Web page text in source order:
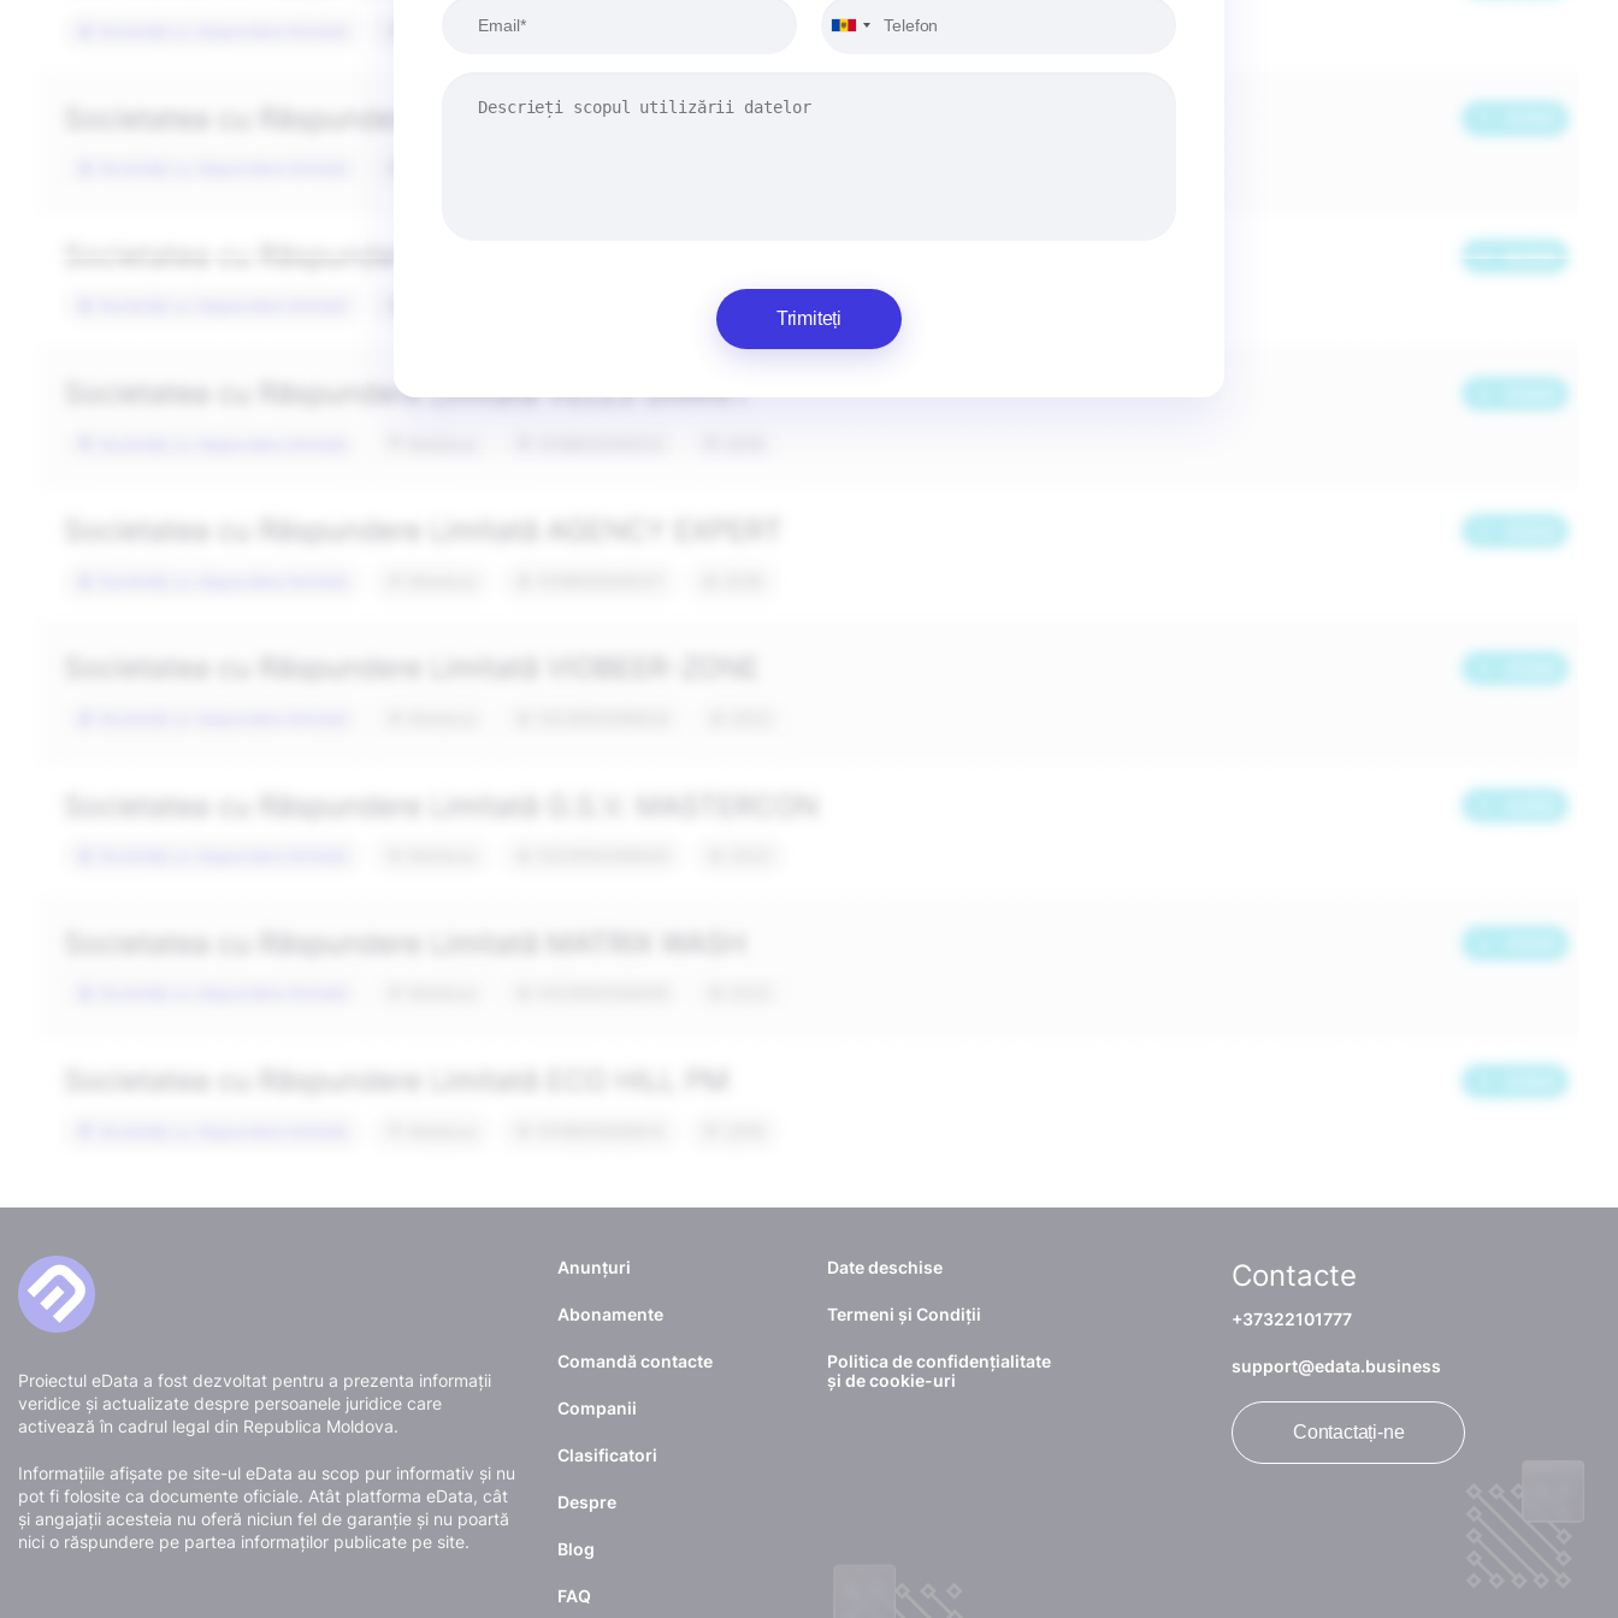
Trimiteți
Proiectul eData a fost dezvoltat pentru a prezenta informații
veridice și actualizate despre persoanele juridice care
activează în cadrul legal din Republica Moldova.
Informațiile afișate pe site-ul eData au scop pur informativ și nu
pot fi folosite ca documente oficiale. Atât platforma eData, cât
și angajații acesteia nu oferă niciun fel de garanție și nu poartă
nici o răspundere pe partea informaților publicate pe site.
Anunțuri
Abonamente
Comandă contacte
Companii
Clasificatori
Despre
Blog
FAQ
Date deschise
Termeni și Condiții
Politica de confidențialitate
și de cookie-uri
Contacte
+37322101777
support@edata.business
Contactați-ne